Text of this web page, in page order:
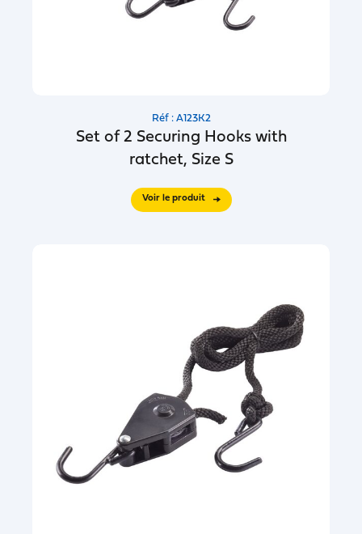
Réf : A123K2
Set of 2 Securing Hooks with
ratchet, Size S
Voir le produit